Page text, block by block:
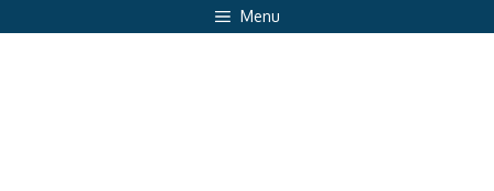
al
Menu